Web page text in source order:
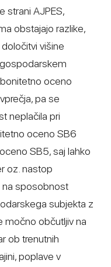
strani AJPES,
obstajajo razlike,
višine
oceno
pa se
neplačila pri
oceno SB6
SB5, saj lahko
oz. nastop
na sposobnost
subjekta z
močno občutljiv na
ob trenutnih
poplave v